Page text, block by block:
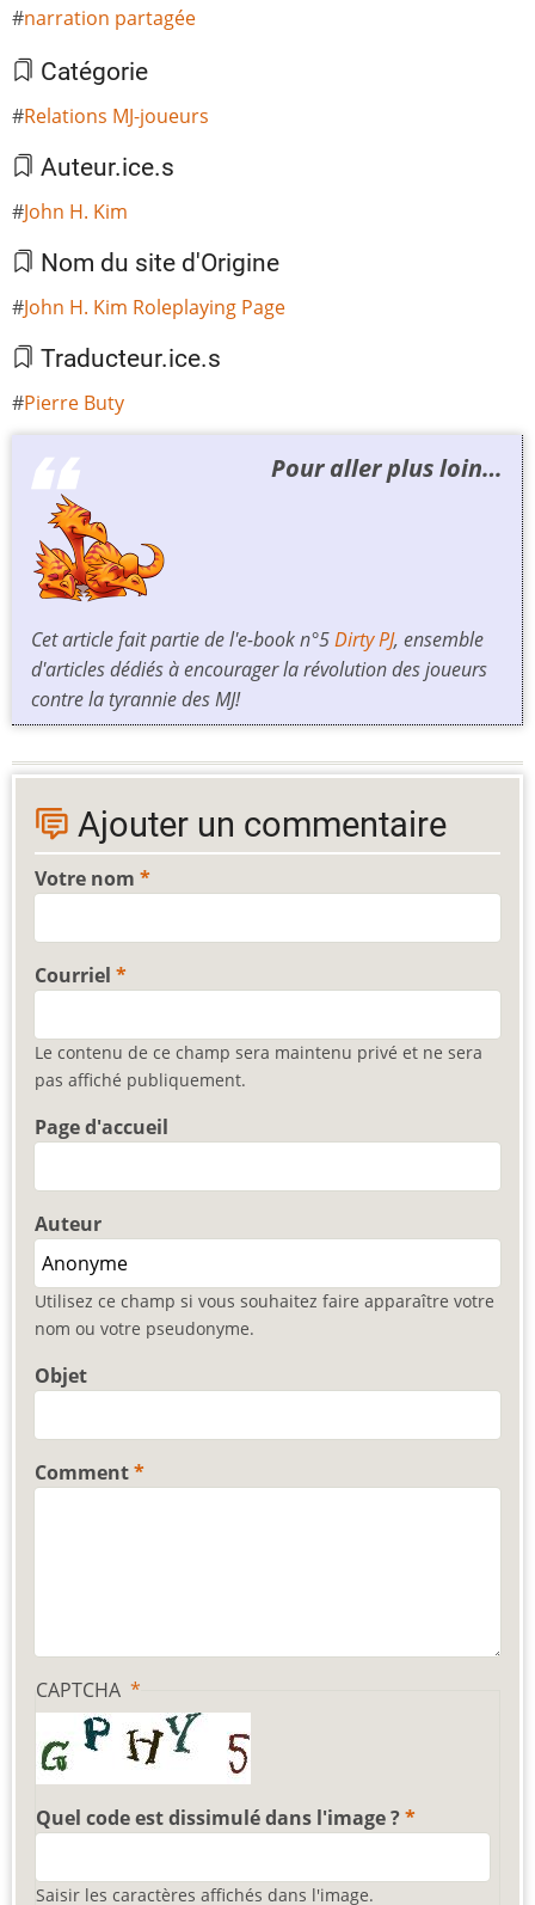
narration partagée
Catégorie
Relations MJ-joueurs
Auteur.ice.s
John H. Kim
Nom du site d'Origine
John H. Kim Roleplaying Page
Traducteur.ice.s
Pierre Buty
Pour aller plus loin…
Cet article fait partie de l'e-book n°5Dirty PJ, ensemble
d'articles dédiés à encourager la révolution des joueurs
contre la tyrannie des MJ!
Ajouter un commentaire
Votre nom
Courriel
Le contenu de ce champ sera maintenu privé et ne sera
pas affiché publiquement.
Page d'accueil
Auteur
Utilisez ce champ si vous souhaitez faire apparaître votre
nom ou votre pseudonyme.
Objet
Comment
CAPTCHA
Quel code est dissimulé dans l'image ?
Saisir les caractères affichés dans l'image.